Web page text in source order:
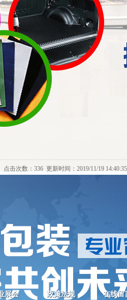
品包装，如巧克力、保健品、护肤
象害可选择不同的颜色，让商品更
点击次数： 336更新时间：2019/11/19
四个要点
模要点
植绒吸塑托的主
的重要性
吸塑模具形状设
展会 政策法规 在线留